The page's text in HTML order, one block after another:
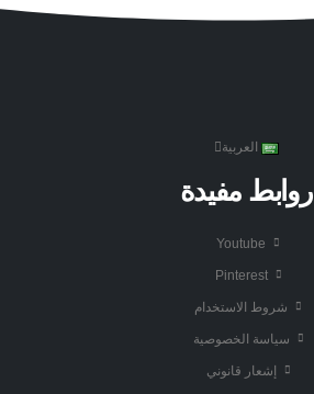
العربية
روابط مفيدة
Youtube
Pinterest
شروط الاستخدام
سياسة الخصوصية
إشعار قانوني